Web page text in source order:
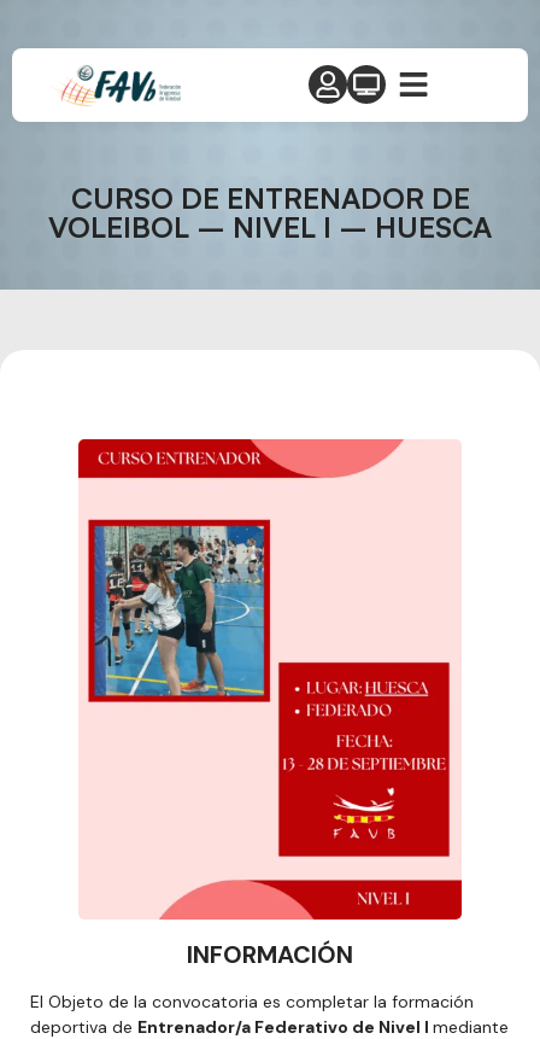
CURSO DE ENTRENADOR DE
VOLEIBOL – NIVEL I – HUESCA
INFORMACIÓN
El Objeto de la convocatoria es completar la formación
deportiva de Entrenador/a Federativo de Nivel I mediante